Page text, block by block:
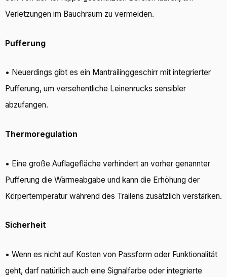
Verletzungen im Bauchraum zu vermeiden.
Pufferung
• Neuerdings gibt es ein Mantrailinggeschirr mit integrierter
Pufferung, um versehentliche Leinenrucks sensibler
abzufangen.
Thermoregulation
• Eine große Auflagefläche verhindert an vorher genannter
Pufferung die Wärmeabgabe und kann die Erhöhung der
Körpertemperatur während des Trailens zusätzlich verstärken.
Sicherheit
• Wenn es nicht auf Kosten von Passform oder Funktionalität
geht, darf natürlich auch eine Signalfarbe oder integrierte